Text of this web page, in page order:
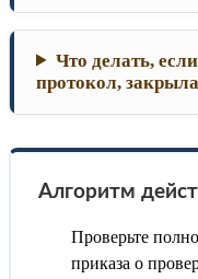
Что делать,
протокол,
Алгоритм
Проверьте
приказа о